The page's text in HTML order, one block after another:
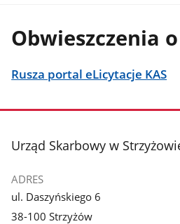
Obwieszczenia
Rusza portal eLicytacje KAS
stopka
Urząd Skarbowy w
ADRES
ul. Daszyńskiego 6
38-100 Strzyżów